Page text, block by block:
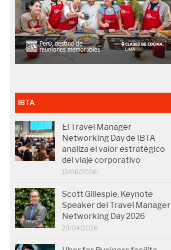
IBTA
El Travel Manager
Networking Day de IBTA
analiza el valor estratégico
del viaje corporativo
12/06/2026
Scott Gillespie, Keynote
Speaker del Travel Manager
Networking Day 2026
23/04/2026